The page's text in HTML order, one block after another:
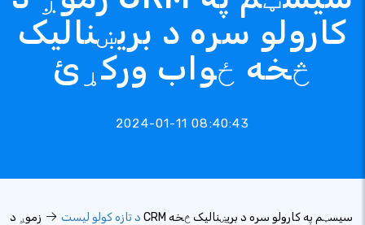
کارولو سره د بریښنالیک
څخه ځواب ورکړئ
2024-01-11 08:40:43
د تازه کولو لیست
زموږ د CRM سیسټم په کارولو سره د بریښنالیک څخه